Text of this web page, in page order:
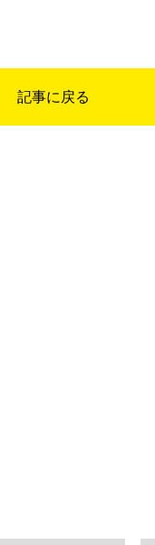
記事に戻る